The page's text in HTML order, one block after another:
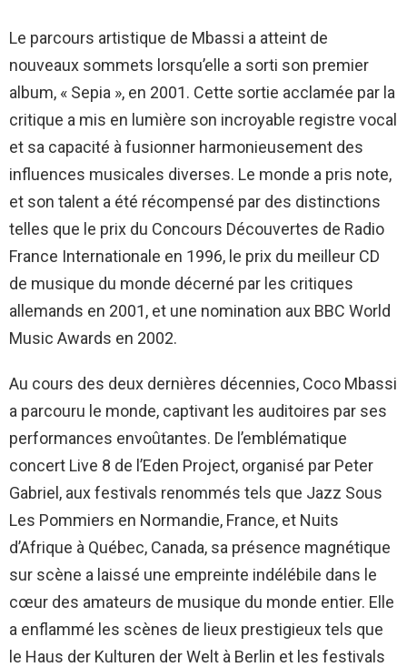
Le parcours artistique de Mbassi a atteint de
nouveaux sommets lorsqu’elle a sorti son premier
album, « Sepia », en 2001. Cette sortie acclamée par la
critique a mis en lumière son incroyable registre vocal
et sa capacité à fusionner harmonieusement des
influences musicales diverses. Le monde a pris note,
et son talent a été récompensé par des distinctions
telles que le prix du Concours Découvertes de Radio
France Internationale en 1996, le prix du meilleur CD
de musique du monde décerné par les critiques
allemands en 2001, et une nomination aux BBC World
Music Awards en 2002.
Au cours des deux dernières décennies, Coco Mbassi
a parcouru le monde, captivant les auditoires par ses
performances envoûtantes. De l’emblématique
concert Live 8 de l’Eden Project, organisé par Peter
Gabriel, aux festivals renommés tels que Jazz Sous
Les Pommiers en Normandie, France, et Nuits
d’Afrique à Québec, Canada, sa présence magnétique
sur scène a laissé une empreinte indélébile dans le
cœur des amateurs de musique du monde entier. Elle
a enflammé les scènes de lieux prestigieux tels que
le Haus der Kulturen der Welt à Berlin et les festivals